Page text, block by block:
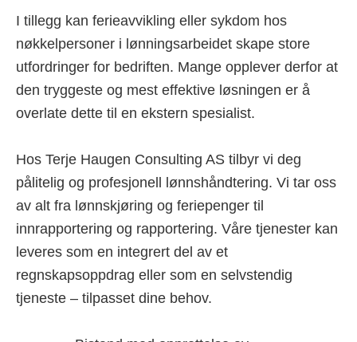
I tillegg kan ferieavvikling eller sykdom hos
nøkkelpersoner i lønningsarbeidet skape store
utfordringer for bedriften. Mange opplever derfor at
den tryggeste og mest effektive løsningen er å
overlate dette til en ekstern spesialist.
Hos Terje Haugen Consulting AS tilbyr vi deg
pålitelig og profesjonell lønnshåndtering. Vi tar oss
av alt fra lønnskjøring og feriepenger til
innrapportering og rapportering. Våre tjenester kan
leveres som en integrert del av et
regnskapsoppdrag eller som en selvstendig
tjeneste – tilpasset dine behov.